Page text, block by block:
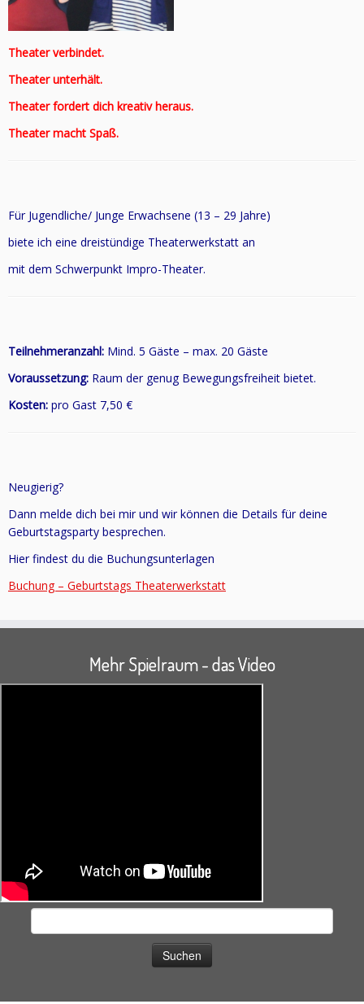
Theater verbindet.
Theater unterhält.
Theater fordert dich kreativ heraus.
Theater macht Spaß.
Für Jugendliche/ Junge Erwachsene (13 – 29 Jahre)
biete ich eine dreistündige Theaterwerkstatt an
mit dem Schwerpunkt Impro-Theater.
Teilnehmeranzahl: Mind. 5 Gäste – max. 20 Gäste
Voraussetzung: Raum der genug Bewegungsfreiheit bietet.
Kosten: pro Gast 7,50 €
Neugierig?
Dann melde dich bei mir und wir können die Details für deine
Geburtstagsparty besprechen.
Hier findest du die Buchungsunterlagen
Buchung – Geburtstags Theaterwerkstatt
Mehr Spielraum - das Video
Suchen